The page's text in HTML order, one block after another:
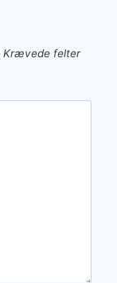
Krævede felter